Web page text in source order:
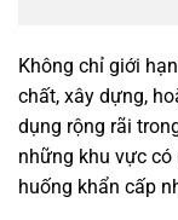
Không chỉ giới
chất, xây dựng,
dụng rộng rãi
những khu vực
huống khẩn cấp